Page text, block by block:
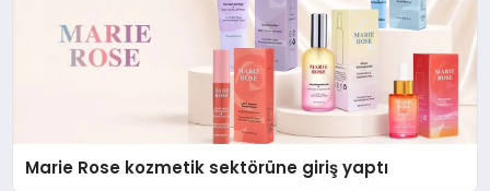
Marie Rose kozmetik sektörüne giriş yaptı